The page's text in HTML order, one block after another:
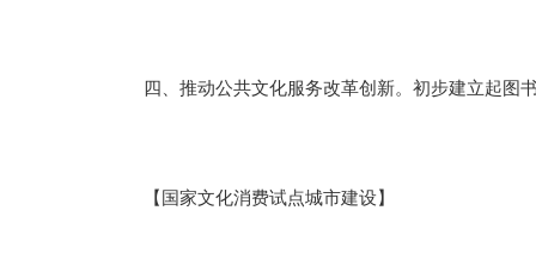
四、推动公共文化服务改革创新。初步建立起图书
【国家文化消费试点城市建设】